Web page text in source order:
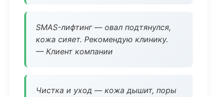
SMAS-лифтинг — овал подтянулся,
кожа сияет. Рекомендую клинику.
— Клиент компании
Чистка и уход — кожа дышит, поры